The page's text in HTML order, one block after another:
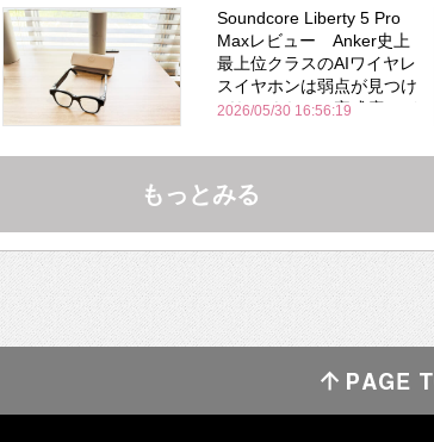
Soundcore Liberty 5 Pro
Maxレビュー Anker史上
最上位クラスのAIワイヤレ
スイヤホンは弱点が見つけ
づらいくらいの完成度にび
Bose並み
2026/05/30 16:56:19
もっとみる